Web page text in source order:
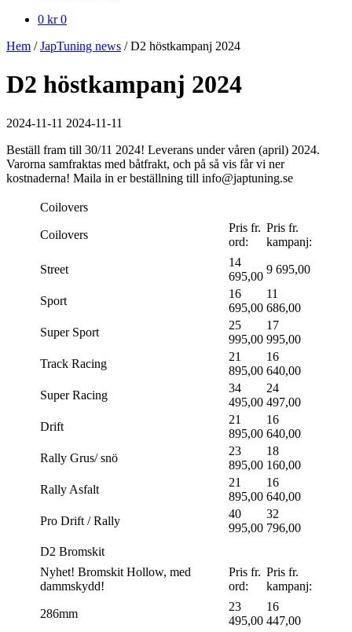
0 kr 0
Hem /JapTuning news /D2 höstkampanj 2024
D2 höstkampanj 2024
2024-11-11 2024-11-11
Beställ fram till 30/11 2024! Leverans under våren (april) 2024.
Varorna samfraktas med båtfrakt, och på så vis får vi ner
kostnaderna! Maila in er beställning till info@japtuning.se
Coilovers
Coilovers
Pris fr.
ord:
Pris fr.
kampanj:
Street
14
695,00
9 695,00
Sport
16
695,00
11
686,00
Super Sport
25
995,00
17
995,00
Track Racing
21
895,00
16
640,00
Super Racing
34
495,00
24
497,00
Drift
21
895,00
16
640,00
Rally Grus/ snö
23
895,00
18
160,00
Rally Asfalt
21
895,00
16
640,00
Pro Drift / Rally
40
995,00
32
796,00
D2 Bromskit
Nyhet! Bromskit Hollow, med
dammskydd!
Pris fr.
ord:
Pris fr.
kampanj:
286mm
23
495,00
16
447,00